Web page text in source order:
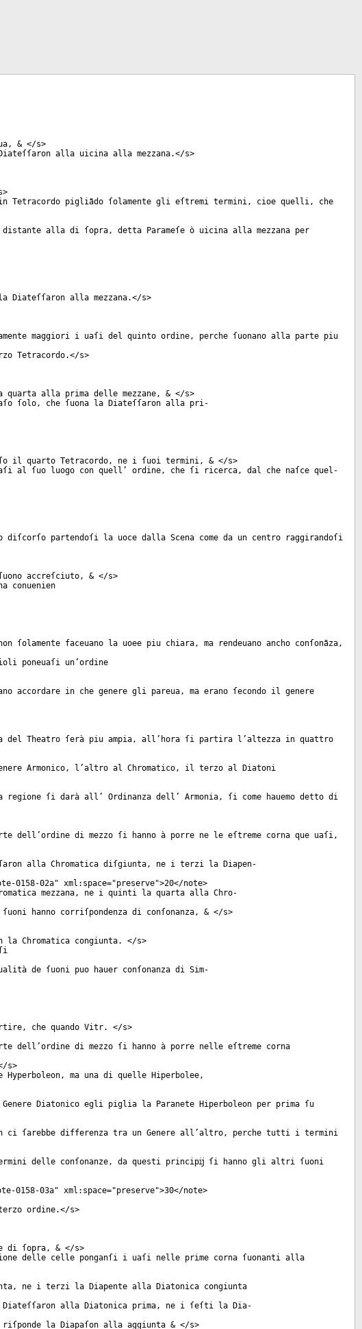
& </s>
alla uicina alla mezzana.</s>
>
Tetracordo pigliãdo ſolamente gli eſtremi termini, cioe quelli, che
alla di ſopra, detta Parameſe ò uicina alla mezzana per
Diateſſaron alla mezzana.</s>
maggiori i uaſi del quinto ordine, perche ſuonano alla parte piu
Tetracordo.</s>
quarta alla prima delle mezzane, & </s>
ſolo, che ſuona la Diateſſaron alla pri-
il quarto Tetracordo, ne i ſuoi termini, & </s>
al ſuo luogo con quell’ ordine, che ſi ricerca, dal che naſce quel-
diſcorſo partendoſi la uoce dalla Scena come da un centro raggirandoſi
accreſciuto, & </s>
conuenien
ſolamente faceuano la uoee piu chiara, ma rendeuano ancho conſonãza,
poneuaſi un’ordine
accordare in che genere gli pareua, ma erano ſecondo il genere
del Theatro ſerà piu ampia, all’hora ſi partira l’altezza in quattro
Armonico, l’altro al Chromatico, il terzo al Diatoni
regione ſi darà all’ Ordinanza dell’ Armonia, ſi come hauemo detto di
dell’ordine di mezzo ſi hanno à porre ne le eſtreme corna que uaſi,
alla Chromatica diſgiunta, ne i terzi la Diapen-
0158-02a" xml:space="preserve">20</note>
mezzana, ne i quinti la quarta alla Chro-
hanno corriſpondenza di conſonanza, & </s>
la Chromatica congiunta. </s>
de ſuoni puo hauer conſonanza di Sim-
che quando Vitr. </s>
dell’ordine di mezzo ſi hanno à porre nelle eſtreme corna
s>
Hyperboleon, ma una di quelle Hiperbolee,
Diatonico egli piglia la Paranete Hiperboleon per prima ſu
ſarebbe differenza tra un Genere all’altro, perche tutti i termini
delle conſonanze, da questi principĳ ſi hanno gli altri ſuoni
0158-03a" xml:space="preserve">30</note>
ordine.</s>
di ſopra, & </s>
delle celle ponganſi i uaſi nelle prime corna ſuonanti alla
ne i terzi la Diapente alla Diatonica congiunta
alla Diatonica prima, ne i ſeſti la Dia-
riſponde la Diapaſon alla aggiunta & </s>